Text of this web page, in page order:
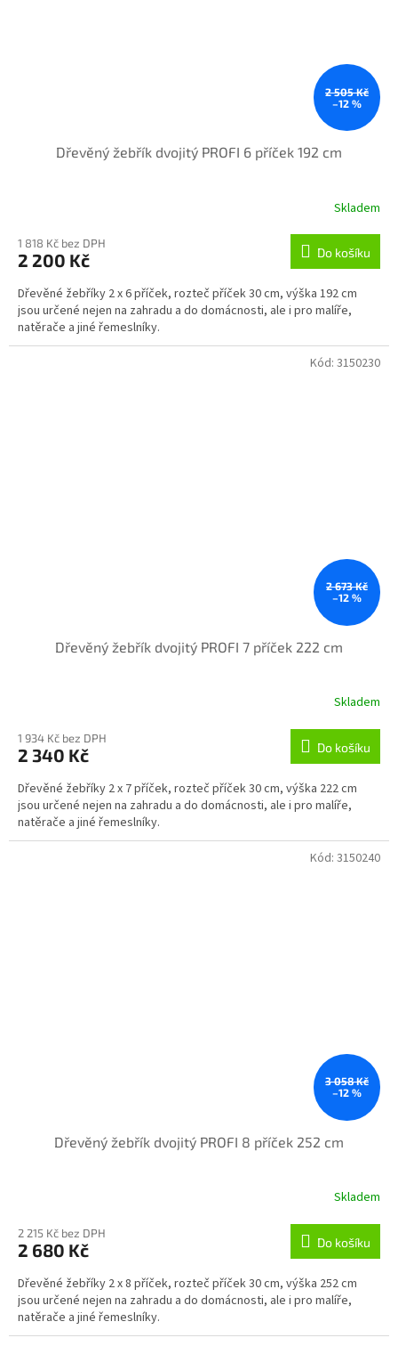
2 505 Kč
–12 %
Dřevěný žebřík dvojitý PROFI 6 příček 192 cm
Skladem
1 818 Kč bez DPH
2 200 Kč Do košíku
Dřevěné žebříky 2 x 6 příček, rozteč příček 30 cm, výška 192 cm
jsou určené nejen na zahradu a do domácnosti, ale i pro malíře,
natěrače a jiné řemeslníky.
2 673 Kč
–12 %
Dřevěný žebřík dvojitý PROFI 7 příček 222 cm
Skladem
1 934 Kč bez DPH
2 340 Kč Do košíku
Dřevěné žebříky 2 x 7 příček, rozteč příček 30 cm, výška 222 cm
jsou určené nejen na zahradu a do domácnosti, ale i pro malíře,
natěrače a jiné řemeslníky.
Kód: 3150230
3 058 Kč
–12 %
Dřevěný žebřík dvojitý PROFI 8 příček 252 cm
Skladem
2 215 Kč bez DPH
2 680 Kč Do košíku
Dřevěné žebříky 2 x 8 příček, rozteč příček 30 cm, výška 252 cm
jsou určené nejen na zahradu a do domácnosti, ale i pro malíře,
natěrače a jiné řemeslníky.
Kód: 3150240